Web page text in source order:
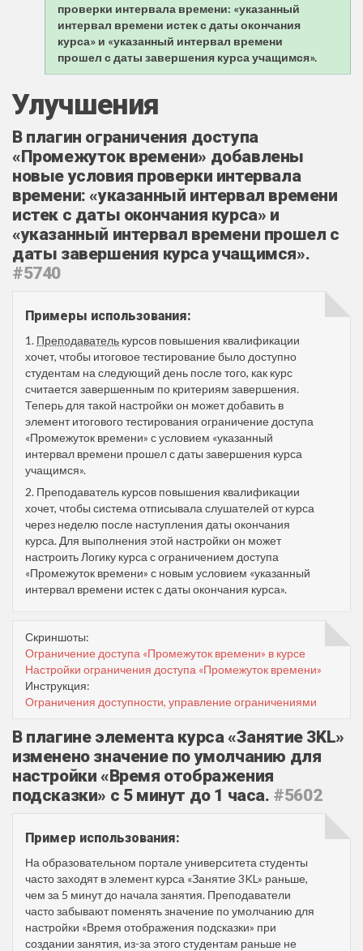
проверки интервала времени: «указанный
интервал времени истек с даты окончания
курса» и «указанный интервал времени
прошел с даты завершения курса учащимся».
Улучшения
В плагин ограничения доступа
«Промежуток времени» добавлены
новые условия проверки интервала
времени: «указанный интервал времени
истек с даты окончания курса» и
«указанный интервал времени прошел с
даты завершения курса учащимся».
#5740
Примеры использования:
1. Преподаватель курсов повышения квалификации
хочет, чтобы итоговое тестирование было доступно
студентам на следующий день после того, как курс
считается завершенным по критериям завершения.
Теперь для такой настройки он может добавить в
элемент итогового тестирования ограничение доступа
«Промежуток времени» с условием «указанный
интервал времени прошел с даты завершения курса
учащимся».
2. Преподаватель курсов повышения квалификации
хочет, чтобы система отписывала слушателей от курса
через неделю после наступления даты окончания
курса. Для выполнения этой настройки он может
настроить Логику курса с ограничением доступа
«Промежуток времени» с новым условием «указанный
интервал времени истек с даты окончания курса».
Скриншоты:
Ограничение доступа «Промежуток времени» в курсе
Настройки ограничения доступа «Промежуток времени»
Инструкция:
Ограничения доступности, управление ограничениями
В плагине элемента курса «Занятие 3KL»
изменено значение по умолчанию для
настройки «Время отображения
подсказки» с 5 минут до 1 часа. #5602
Пример использования:
На образовательном портале университета студенты
часто заходят в элемент курса «Занятие 3KL» раньше,
чем за 5 минут до начала занятия. Преподаватели
часто забывают поменять значение по умолчанию для
настройки «Время отображения подсказки» при
создании занятия, из-за этого студентам раньше не